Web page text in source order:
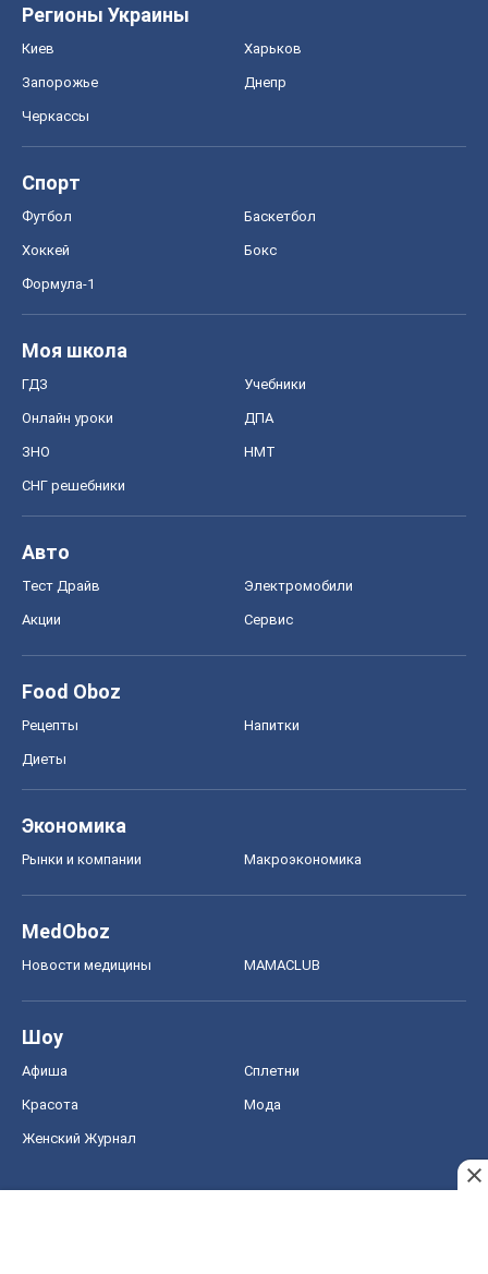
Регионы Украины
Киев Харьков
Запорожье Днепр
Черкассы
Спорт
Футбол Баскетбол
Хоккей Бокс
Формула-1
Моя школа
ГДЗ Учебники
Онлайн уроки ДПА
ЗНО НМТ
СНГ решебники
Авто
Тест Драйв Электромобили
Акции Сервис
Food Oboz
Рецепты Напитки
Диеты
Экономика
Рынки и компании Mакроэкономика
MedOboz
Новости медицины MAMACLUB
Шоу
Афиша Сплетни
Красота Мода
Женский Журнал